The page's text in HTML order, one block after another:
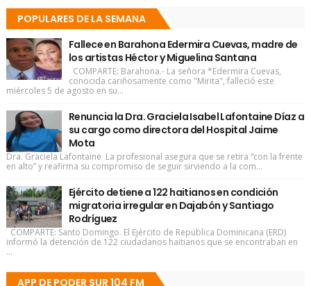
POPULARES DE LA SEMANA
Fallece en Barahona Edermira Cuevas, madre de
los artistas Héctor y Miguelina Santana
COMPARTE: Barahona.- La señora *Edermira Cuevas,
conocida cariñosamente como "Mirita", falleció este
miércoles 5 de agosto en su...
Renuncia la Dra. Graciela Isabel Lafontaine Díaz a
su cargo como directora del Hospital Jaime
Mota
Dra. Graciela Lafontaine La profesional asegura que se retira “con la frente
en alto” y reafirma su compromiso de seguir sirviendo a la com...
Ejército detiene a 122 haitianos en condición
migratoria irregular en Dajabón y Santiago
Rodríguez
COMPARTE: Santo Domingo. El Ejército de República Dominicana (ERD)
informó la detención de 122 ciudadanos haitianos que se encontraban en
...
APP DE PODER SUR 104 FM